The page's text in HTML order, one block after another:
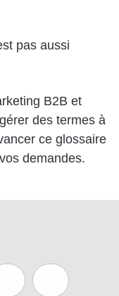
pas aussi
B2B et
des termes à
ce glossaire
demandes.